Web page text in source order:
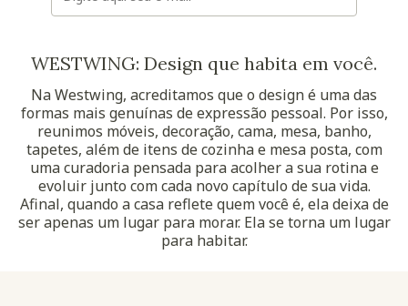
WESTWING: Design que habita em você.
Na Westwing, acreditamos que o design é uma das
formas mais genuínas de expressão pessoal. Por isso,
reunimos móveis, decoração, cama, mesa, banho,
tapetes, além de itens de cozinha e mesa posta, com
uma curadoria pensada para acolher a sua rotina e
evoluir junto com cada novo capítulo de sua vida.
Afinal, quando a casa reflete quem você é, ela deixa de
ser apenas um lugar para morar. Ela se torna um lugar
para habitar.